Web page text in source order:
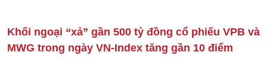
Khối ngoại “xả” gần 500 tỷ đồng cổ phiếu VPB và
MWG trong ngày VN-Index tăng gần 10 điểm